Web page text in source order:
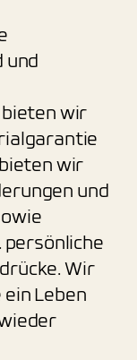
und
wir
wir
und
persönliche
Wir
Leben